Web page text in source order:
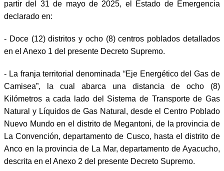
partir del 31 de mayo de 2025, el Estado de Emergencia
declarado en:
- Doce (12) distritos y ocho (8) centros poblados detallados
en el Anexo 1 del presente Decreto Supremo.
- La franja territorial denominada “Eje Energético del Gas de
Camisea”, la cual abarca una distancia de ocho (8)
Kilómetros a cada lado del Sistema de Transporte de Gas
Natural y Líquidos de Gas Natural, desde el Centro Poblado
Nuevo Mundo en el distrito de Megantoni, de la provincia de
La Convención, departamento de Cusco, hasta el distrito de
Anco en la provincia de La Mar, departamento de Ayacucho,
descrita en el Anexo 2 del presente Decreto Supremo.